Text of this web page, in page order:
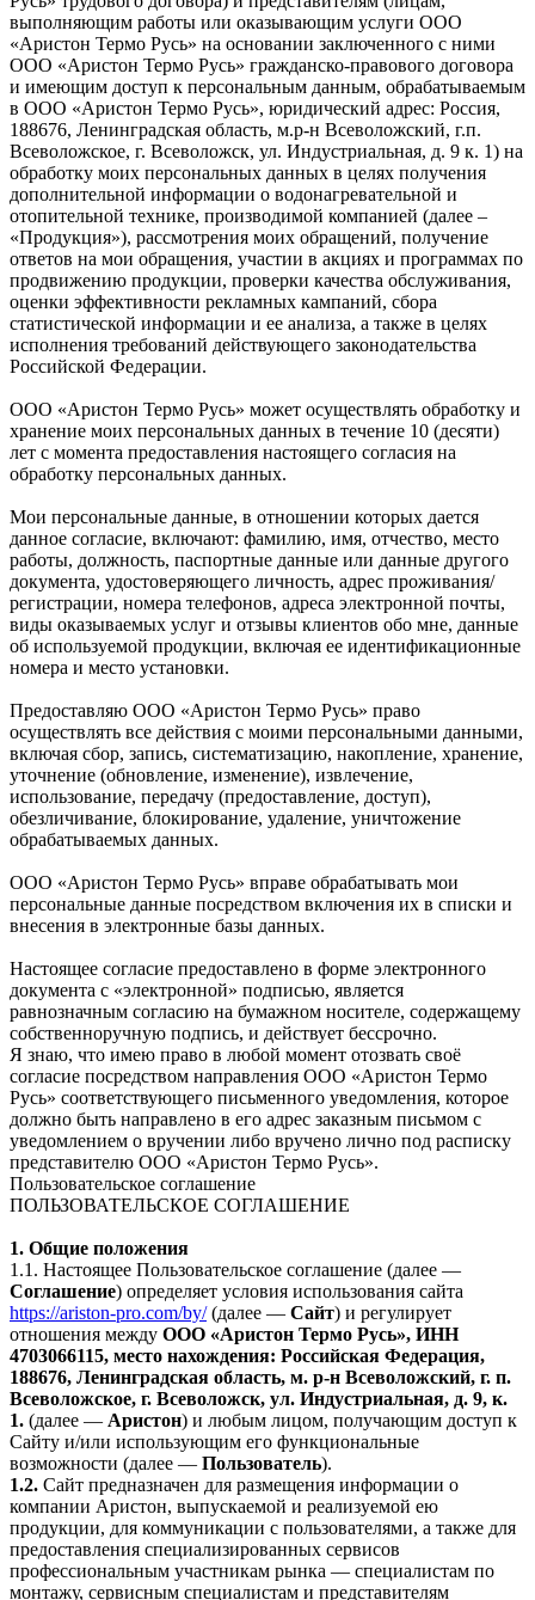
выполняющим работы или оказывающим услуги ООО
«Аристон Термо Русь» на основании заключенного с ними
ООО «Аристон Термо Русь» гражданско-правового договора
и имеющим доступ к персональным данным, обрабатываемым
в ООО «Аристон Термо Русь», юридический адрес: Россия,
188676, Ленинградская область, м.р-н Всеволожский, г.п.
Всеволожское, г. Всеволожск, ул. Индустриальная, д. 9 к. 1) на
обработку моих персональных данных в целях получения
дополнительной информации о водонагревательной и
отопительной технике, производимой компанией (далее –
«Продукция»), рассмотрения моих обращений, получение
ответов на мои обращения, участии в акциях и программах по
продвижению продукции, проверки качества обслуживания,
оценки эффективности рекламных кампаний, сбора
статистической информации и ее анализа, а также в целях
исполнения требований действующего законодательства
Российской Федерации.
ООО «Аристон Термо Русь» может осуществлять обработку и
хранение моих персональных данных в течение 10 (десяти)
лет с момента предоставления настоящего согласия на
обработку персональных данных.
Мои персональные данные, в отношении которых дается
данное согласие, включают: фамилию, имя, отчество, место
работы, должность, паспортные данные или данные другого
документа, удостоверяющего личность, адрес проживания/
регистрации, номера телефонов, адреса электронной почты,
виды оказываемых услуг и отзывы клиентов обо мне, данные
об используемой продукции, включая ее идентификационные
номера и место установки.
Предоставляю ООО «Аристон Термо Русь» право
осуществлять все действия с моими персональными данными,
включая сбор, запись, систематизацию, накопление, хранение,
уточнение (обновление, изменение), извлечение,
использование, передачу (предоставление, доступ),
обезличивание, блокирование, удаление, уничтожение
обрабатываемых данных.
ООО «Аристон Термо Русь» вправе обрабатывать мои
персональные данные посредством включения их в списки и
внесения в электронные базы данных.
Настоящее согласие предоставлено в форме электронного
документа с «электронной» подписью, является
равнозначным согласию на бумажном носителе, содержащему
собственноручную подпись, и действует бессрочно.
Я знаю, что имею право в любой момент отозвать своё
согласие посредством направления ООО «Аристон Термо
Русь» соответствующего письменного уведомления, которое
должно быть направлено в его адрес заказным письмом с
уведомлением о вручении либо вручено лично под расписку
представителю ООО «Аристон Термо Русь».
Пользовательское соглашение
ПОЛЬЗОВАТЕЛЬСКОЕ СОГЛАШЕНИЕ
1. Общие положения
1.1. Настоящее Пользовательское соглашение (далее —
Соглашение) определяет условия использования сайта
https://ariston-pro.com/by/(далее — Сайт) и регулирует
отношения между ООО «Аристон Термо Русь», ИНН
4703066115, место нахождения: Российская Федерация,
188676, Ленинградская область, м. р-н Всеволожский, г. п.
Всеволожское, г. Всеволожск, ул. Индустриальная, д. 9, к.
1. (далее — Аристон) и любым лицом, получающим доступ к
Сайту и/или использующим его функциональные
возможности (далее — Пользователь).
1.2. Сайт предназначен для размещения информации о
компании Аристон, выпускаемой и реализуемой ею
продукции, для коммуникации с пользователями, а также для
предоставления специализированных сервисов
профессиональным участникам рынка — специалистам по
монтажу, сервисным специалистам и представителям